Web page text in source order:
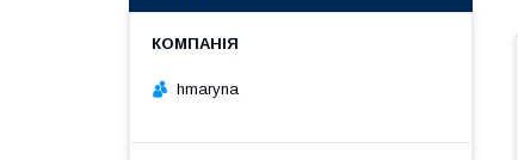
hmaryna